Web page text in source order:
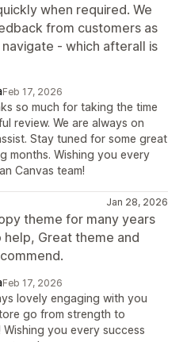
when required. We
from customers as
- which afterall is
Feb 17, 2026
so much for taking the time
review. We are always on
Stay tuned for some great
months. Wishing you every
Canvas team!
Jan 28, 2026
theme for many years
Great theme and
Feb 17, 2026
lovely engaging with you
go from strength to
you every success